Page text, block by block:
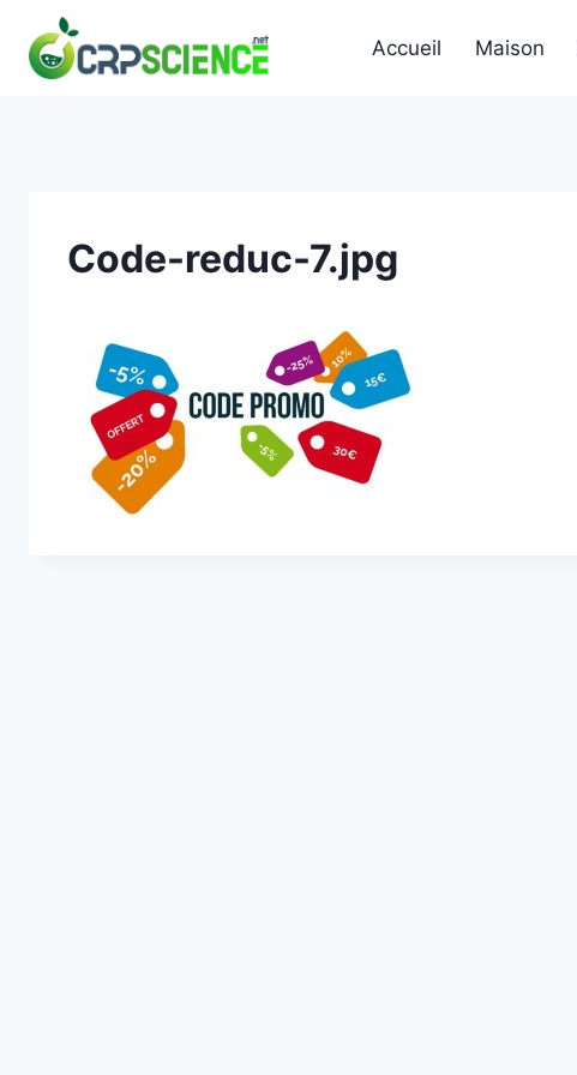
content
Accueil Maison
Code-reduc-7.jpg